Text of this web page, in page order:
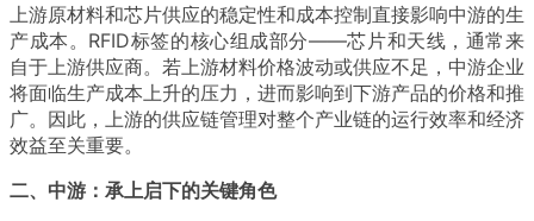
上游原材料和芯片供应的稳定性和成本控制直接影响中游的生
产成本。RFID标签的核心组成部分——芯片和天线，通常来
自于上游供应商。若上游材料价格波动或供应不足，中游企业
将面临生产成本上升的压力，进而影响到下游产品的价格和推
广。因此，上游的供应链管理对整个产业链的运行效率和经济
效益至关重要。
二、中游：承上启下的关键角色